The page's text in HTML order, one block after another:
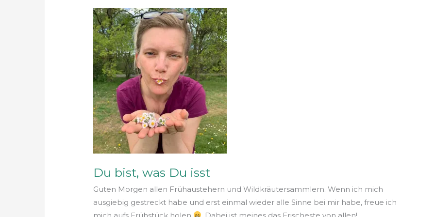
Du bist, was Du isst
Guten Morgen allen Frühaustehern und Wildkräutersammlern. Wenn ich mich
ausgiebig gestreckt habe und erst einmal wieder alle Sinne bei mir habe, freue ich
mich aufs Frühstück holen
. Dabei ist meines das Frischeste von allen!
Du
bist,
was
Du
isst